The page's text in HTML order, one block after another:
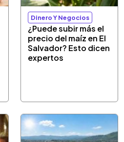
Dinero Y Negocios
¿Puede subir más el
precio del maíz en El
Salvador? Esto dicen
expertos